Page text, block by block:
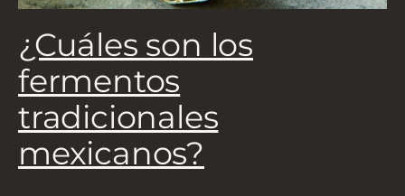
¿Cuáles son los
fermentos
tradicionales
mexicanos?